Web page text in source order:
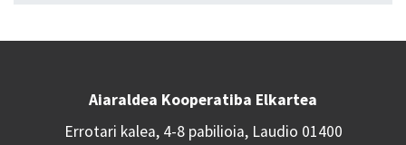
Aiaraldea Kooperatiba Elkartea
Errotari kalea, 4-8 pabilioia, Laudio 01400